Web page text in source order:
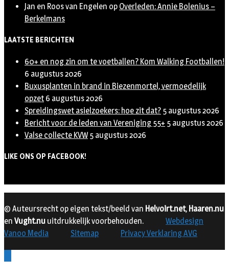
Jan en Roos van Engelen op Overleden: Annie Bolenius –
Berkelmans
LAATSTE BERICHTEN
60+ en nog zin om te voetballen? Kom Walking Footballen!
6 augustus 2026
Buxusplanten in brand in Biezenmortel, vermoedelijk
opzet 6 augustus 2026
Spreidingswet asielzoekers: hoe zit dat? 5 augustus 2026
Bericht voor de leden van Vereniging 55+ 5 augustus 2026
Valse collecte KVW 5 augustus 2026
LIKE ONS OP FACEBOOK!
© Auteursrecht op eigen tekst/beeld van Helvoirt.net, Haaren.nu
en Vught.nu uitdrukkelijk voorbehouden.
Webdesign
Vanoo Media
Sitemap Privacy Verklaring AVG